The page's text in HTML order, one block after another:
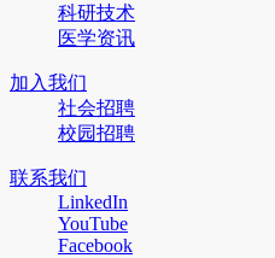
科研技术
医学资讯
加入我们
社会招聘
校园招聘
联系我们
LinkedIn
YouTube
Facebook